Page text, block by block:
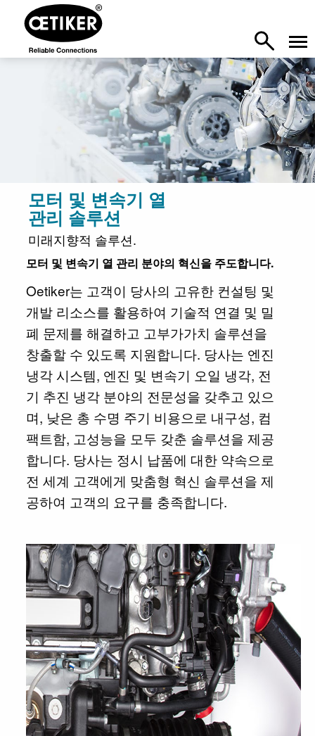
모터 및 변속기 열
관리 솔루션
미래지향적 솔루션.
모터 및 변속기 열 관리 분야의 혁신을 주도합니다.
Oetiker는 고객이 당사의 고유한 컨설팅 및
개발 리소스를 활용하여 기술적 연결 및 밀
폐 문제를 해결하고 고부가가치 솔루션을
창출할 수 있도록 지원합니다. 당사는 엔진
냉각 시스템, 엔진 및 변속기 오일 냉각, 전
기 추진 냉각 분야의 전문성을 갖추고 있으
며, 낮은 총 수명 주기 비용으로 내구성, 컴
팩트함, 고성능을 모두 갖춘 솔루션을 제공
합니다. 당사는 정시 납품에 대한 약속으로
전 세계 고객에게 맞춤형 혁신 솔루션을 제
공하여 고객의 요구를 충족합니다.